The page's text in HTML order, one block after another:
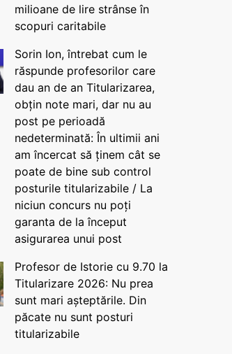
milioane de lire strânse în
scopuri caritabile
Sorin Ion, întrebat cum le
răspunde profesorilor care
dau an de an Titularizarea,
obțin note mari, dar nu au
post pe perioadă
nedeterminată: În ultimii ani
am încercat să ținem cât se
poate de bine sub control
posturile titularizabile / La
niciun concurs nu poți
garanta de la început
asigurarea unui post
Profesor de Istorie cu 9.70 la
Titularizare 2026: Nu prea
sunt mari așteptările. Din
păcate nu sunt posturi
titularizabile